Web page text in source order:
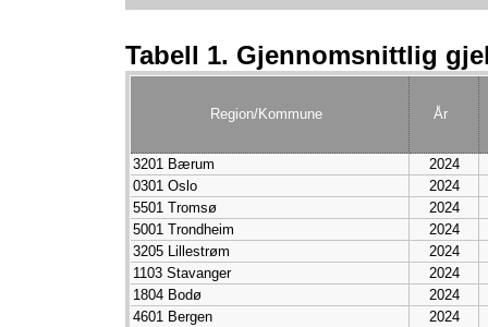
Tabell 1. Gjennomsnittlig
Region/Kommune År
3201 Bærum
2024
0301 Oslo
2024
5501 Tromsø
2024
5001 Trondheim
2024
3205 Lillestrøm
2024
1103 Stavanger
2024
1804 Bodø
2024
4601 Bergen
2024